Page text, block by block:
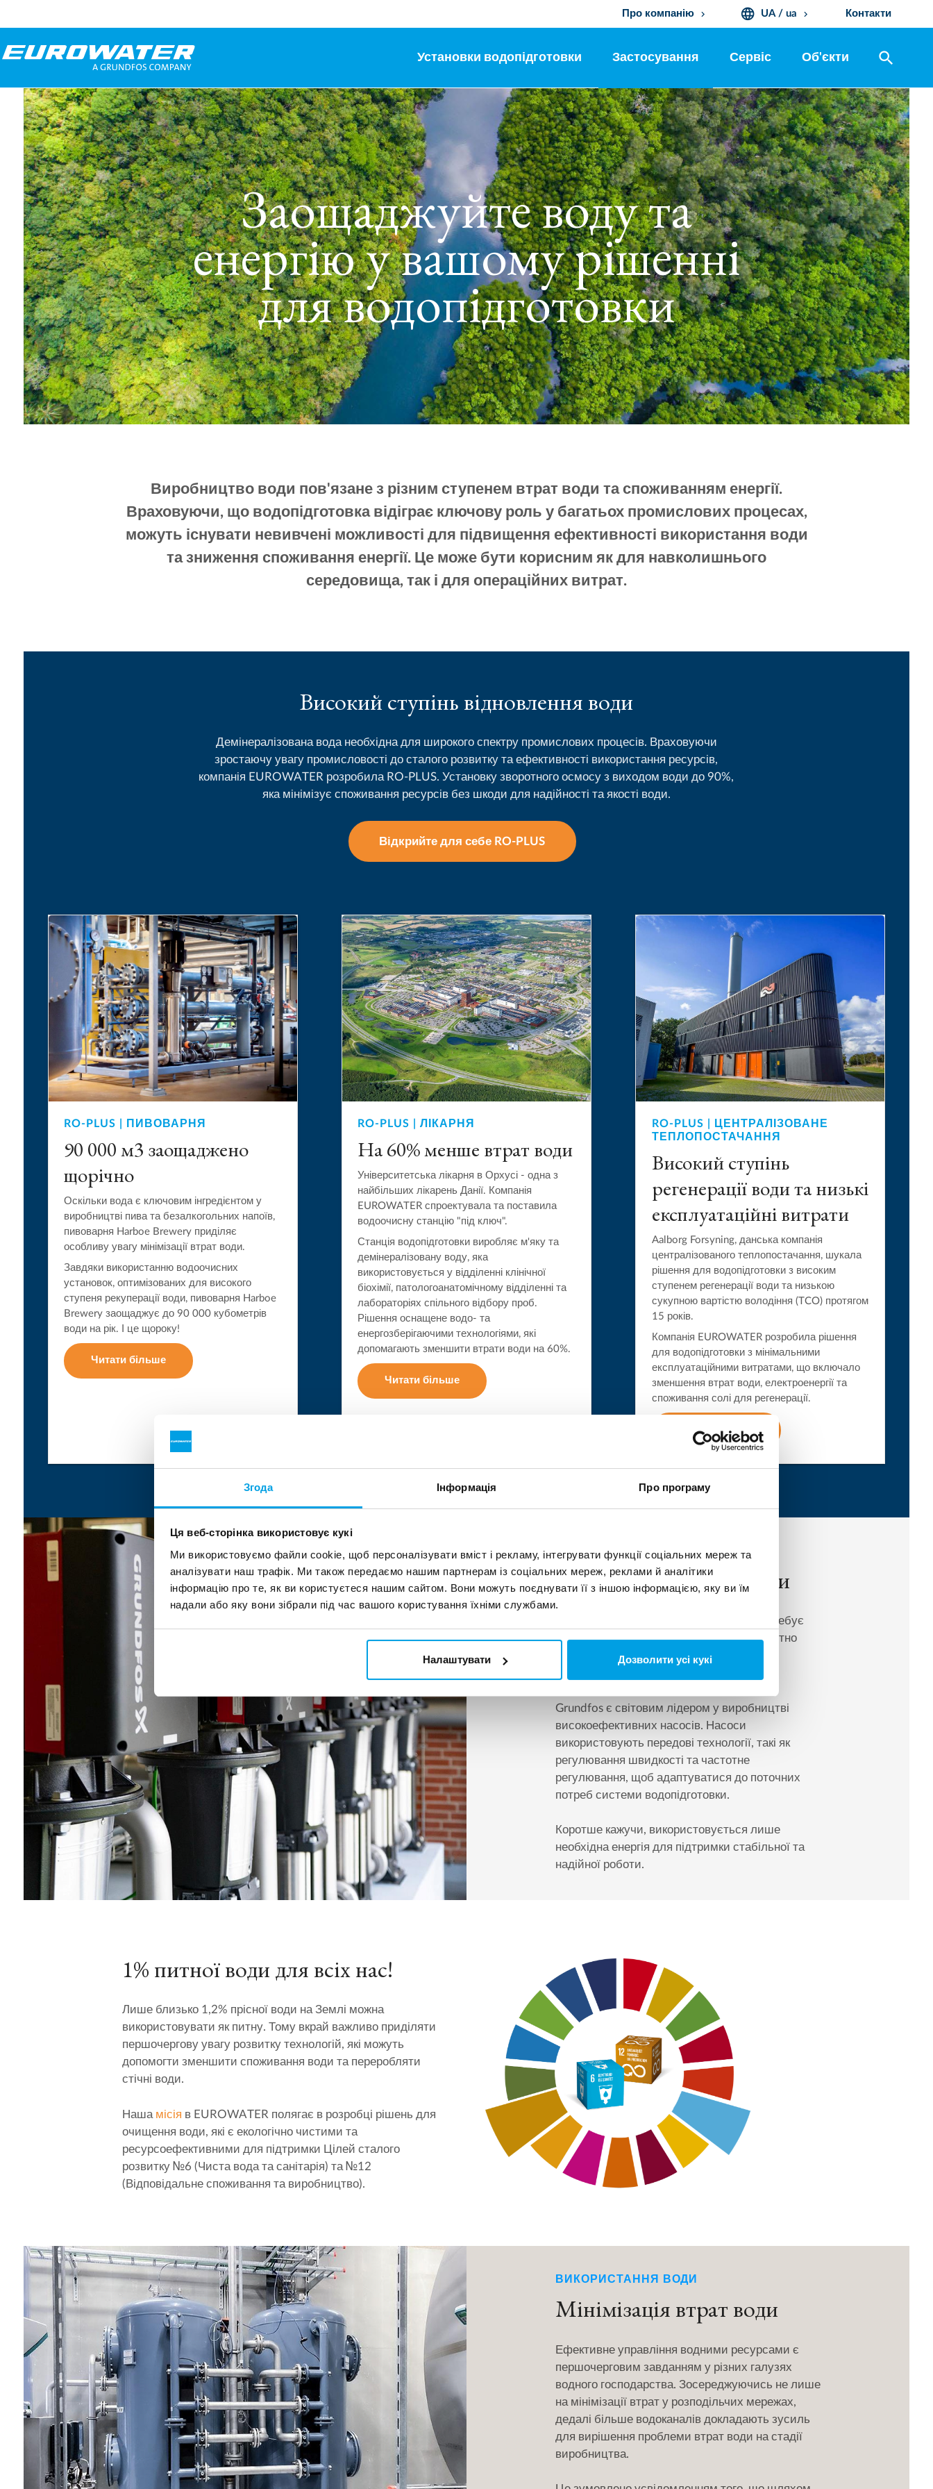
Згода Інформація Про програму
Ця веб-сторінка використовує кукі
Ми використовуємо файли cookie, щоб персоналізувати вміст і рекламу, інтегрувати функції соціальних мереж та
аналізувати наш трафік. Ми також передаємо нашим партнерам із соціальних мереж, реклами й аналітики
інформацію про те, як ви користуєтеся нашим сайтом. Вони можуть поєднувати її з іншою інформацією, яку ви їм
надали або яку вони зібрали під час вашого користування їхніми службами.
Налаштувати Дозволити усі кукі
Про компанію keyboard_arrow_down language UA / ua keyboard_arrow_down Контакти
Установки водопідготовки Застосування Сервіс Об'єкти search
Заощаджуйте воду та
енергію у вашому рішенні
для водопідготовки
Виробництво води пов'язане з різним ступенем втрат води та споживанням енергії.
Враховуючи, що водопідготовка відіграє ключову роль у багатьох промислових процесах,
можуть існувати невивчені можливості для підвищення ефективності використання води
та зниження споживання енергії. Це може бути корисним як для навколишнього
середовища, так і для операційних витрат.
Високий ступінь відновлення води
Демінералізована вода необхідна для широкого спектру промислових процесів. Враховуючи
зростаючу увагу промисловості до сталого розвитку та ефективності використання ресурсів,
компанія EUROWATER розробила RO-PLUS. Установку зворотного осмосу з виходом води до 90%,
яка мінімізує споживання ресурсів без шкоди для надійності та якості води.
Відкрийте для себе RO-PLUS
RO-PLUS | ПИВОВАРНЯ
90 000 м3 заощаджено
щорічно
Оскільки вода є ключовим інгредієнтом у
виробництві пива та безалкогольних напоїв,
пивоварня Harboe Brewery приділяє
особливу увагу мінімізації втрат води.
Завдяки використанню водоочисних
установок, оптимізованих для високого
ступеня рекуперації води, пивоварня Harboe
Brewery заощаджує до 90 000 кубометрів
води на рік. І це щороку!
Читати більше
RO-PLUS | ЛІКАРНЯ
На 60% менше втрат води
Університетська лікарня в Орхусі - одна з
найбільших лікарень Данії. Компанія
EUROWATER спроектувала та поставила
водоочисну станцію "під ключ".
Станція водопідготовки виробляє м'яку та
демінералізовану воду, яка
використовується у відділенні клінічної
біохімії, патологоанатомічному відділенні та
лабораторіях спільного відбору проб.
Рішення оснащене водо- та
енергозберігаючими технологіями, які
допомагають зменшити втрати води на 60%.
Читати більше
RO-PLUS | ЦЕНТРАЛІЗОВАНЕ
ТЕПЛОПОСТАЧАННЯ
Високий ступінь
регенерації води та низькі
експлуатаційні витрати
Aalborg Forsyning, данська компанія
централізованого теплопостачання, шукала
рішення для водопідготовки з високим
ступенем регенерації води та низькою
сукупною вартістю володіння (TCO) протягом
15 років.
Компанія EUROWATER розробила рішення
для водопідготовки з мінімальними
експлуатаційними витратами, що включало
зменшення втрат води, електроенергії та
споживання солі для регенерації.
Читати більше
ЗНИЖЕННЯ ЕНЕРГОСПОЖИВАННЯ
Високоефективні насоси
Очищення та транспортування води потребує
енергії. Саме тому EUROWATER стандартно
використовує енергооптимізовані насоси
Grundfos є світовим лідером у виробництві
високоефективних насосів. Насоси
використовують передові технології, такі як
регулювання швидкості та частотне
регулювання, щоб адаптуватися до поточних
потреб системи водопідготовки.
Коротше кажучи, використовується лише
необхідна енергія для підтримки стабільної та
надійної роботи.
1% питної води для всіх нас!
Лише близько 1,2% прісної води на Землі можна
використовувати як питну. Тому вкрай важливо приділяти
першочергову увагу розвитку технологій, які можуть
допомогти зменшити споживання води та переробляти
стічні води.
Наша місія в EUROWATER полягає в розробці рішень для
очищення води, які є екологічно чистими та
ресурсоефективними для підтримки Цілей сталого
розвитку №6 (Чиста вода та санітарія) та №12
(Відповідальне споживання та виробництво).
ВИКОРИСТАННЯ ВОДИ
Мінімізація втрат води
Ефективне управління водними ресурсами є
першочерговим завданням у різних галузях
водного господарства. Зосереджуючись не лише
на мінімізації втрат у розподільчих мережах,
дедалі більше водоканалів докладають зусиль
для вирішення проблеми втрат води на стадії
виробництва.